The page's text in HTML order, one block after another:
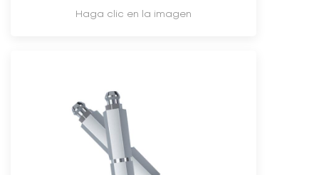
Haga clic en la imagen